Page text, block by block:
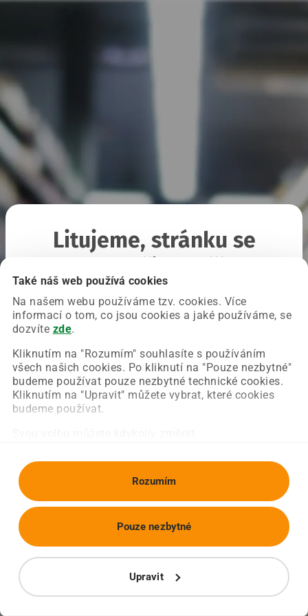
Také náš web používá cookies
Na našem webu používáme tzv. cookies. Více
informací o tom, co jsou cookies a jaké používáme, se
dozvíte zde.
Kliknutím na "Rozumím" souhlasíte s používáním
všech našich cookies. Po kliknutí na "Pouze nezbytné"
budeme používat pouze nezbytné technické cookies.
Kliknutím na "Upravit" můžete vybrat, které cookies
budeme používat.
Rozumím
Upravit
Pouze nezbytné
Litujeme, stránku se
Chyba nastala na naší straně a už ji opravujeme.
Zkuste prosím znovu načíst požadovanou stránku.
Obnovit stránku Úvodní strana